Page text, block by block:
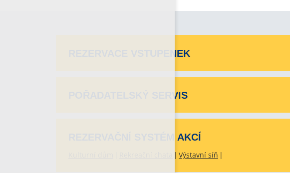
REZERVACE VSTUPENEK
POŘADATELSKÝ SERVIS
REZERVAČNÍ SYSTÉM AKCÍ
Výstavní síň